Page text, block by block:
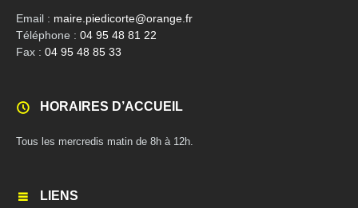
Email : maire.piedicorte@orange.fr
Téléphone : 04 95 48 81 22
Fax : 04 95 48 85 33
HORAIRES D’ACCUEIL
Tous les mercredis matin de 8h à 12h.
LIENS